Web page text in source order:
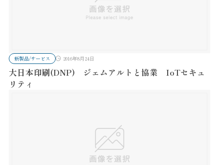
新製品/サービス 2016年8月24日
大日本印刷(DNP) ジェムアルトと協業 IoTセキュ
リティ